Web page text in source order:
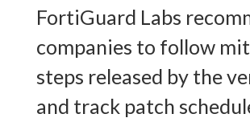
FortiGuard Labs
companies to follow
steps released by the
and track patch